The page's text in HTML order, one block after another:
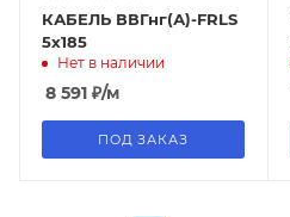
КАБЕЛЬ ВВГнг(А)-FRLS
5х185
Нет в наличии
8 591 ₽/м
ПОД ЗАКАЗ